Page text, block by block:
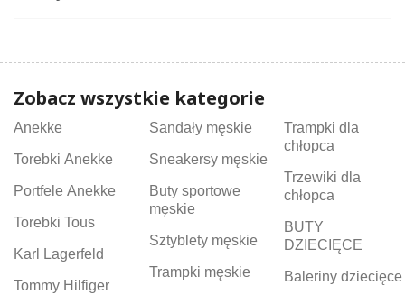
Zobacz wszystkie kategorie
Anekke
Torebki Anekke
Portfele Anekke
Torebki Tous
Karl Lagerfeld
Tommy Hilfiger
Sandały męskie
Sneakersy męskie
Buty sportowe
męskie
Sztyblety męskie
Trampki męskie
Trampki dla
chłopca
Trzewiki dla
chłopca
BUTY
DZIECIĘCE
Baleriny dziecięce